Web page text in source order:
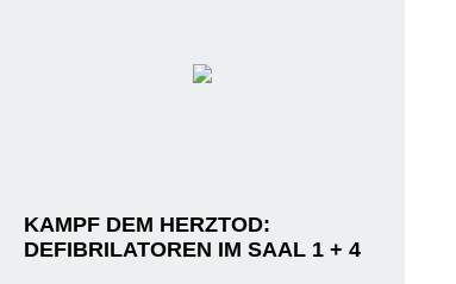
KAMPF DEM HERZTOD:
DEFIBRILATOREN IM SAAL 1 + 4